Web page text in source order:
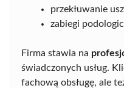
przekłuwanie
zabiegi
Firma stawia na
świadczonych usług.
fachową obsługę, ale